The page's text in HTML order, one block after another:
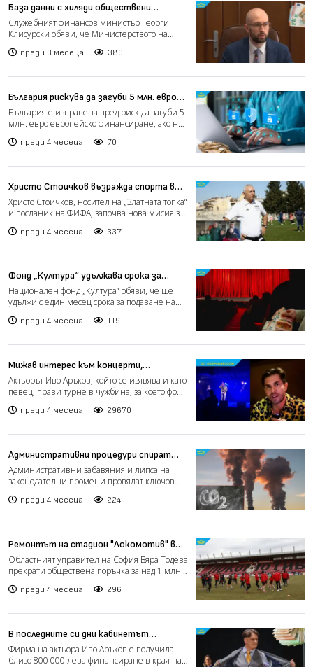
База данни с хиляди обществени
поръчки вече ще е достъпна за всички
граждани (видео)
Служебният финансов министър Георги
Клисурски обяви, че Министерството на
преди 3 месеца 380
България рискува да загуби 5 млн. евро
финансиране по ключов проект за
киберсигурност (видео)
България е изправена пред риск да загуби 5
млн. евро европейско финансиране, ако не
преди 4 месеца 70
Христо Стоичков възражда спорта в
училищата с нов проект (видео)
Христо Стоичков, носител на „Златната топка“
и посланик на ФИФА, започва нова мисия за
преди 4 месеца 337
Фонд „Култура“ удължава срока за
подаване на исканията за плащания
Национален фонд „Култура“ обяви, че ще
удължи с един месец срока за подаване на
преди 4 месеца 119
Мижав интерес към концерти,
спонсорирани по ПВУ (видео)
Актьорът Иво Аръков, който се изявява и като
певец, прави турне в чужбина, за което фонд
преди 4 месеца 29670
Административни процедури спират
европроект за улавяне и съхранение на
въглеродни емисии край Девня
Административни забавяния и липса на
законодателни промени провялат ключов
преди 4 месеца 224
Ремонтът на стадион "Локомотив" в
София се отлага - спряха
обществената поръчка
Областният управител на София Вяра Тодева
прекрати обществена поръчка за над 1 млн.
преди 4 месеца 296
В последните си дни кабинетът
„Желязков“ отпуснал близо 400 000
евро на фирма на актьора Иво Аръков
Фирма на актьора Иво Аръков е получила
близо 800 000 лева финансиране в края на